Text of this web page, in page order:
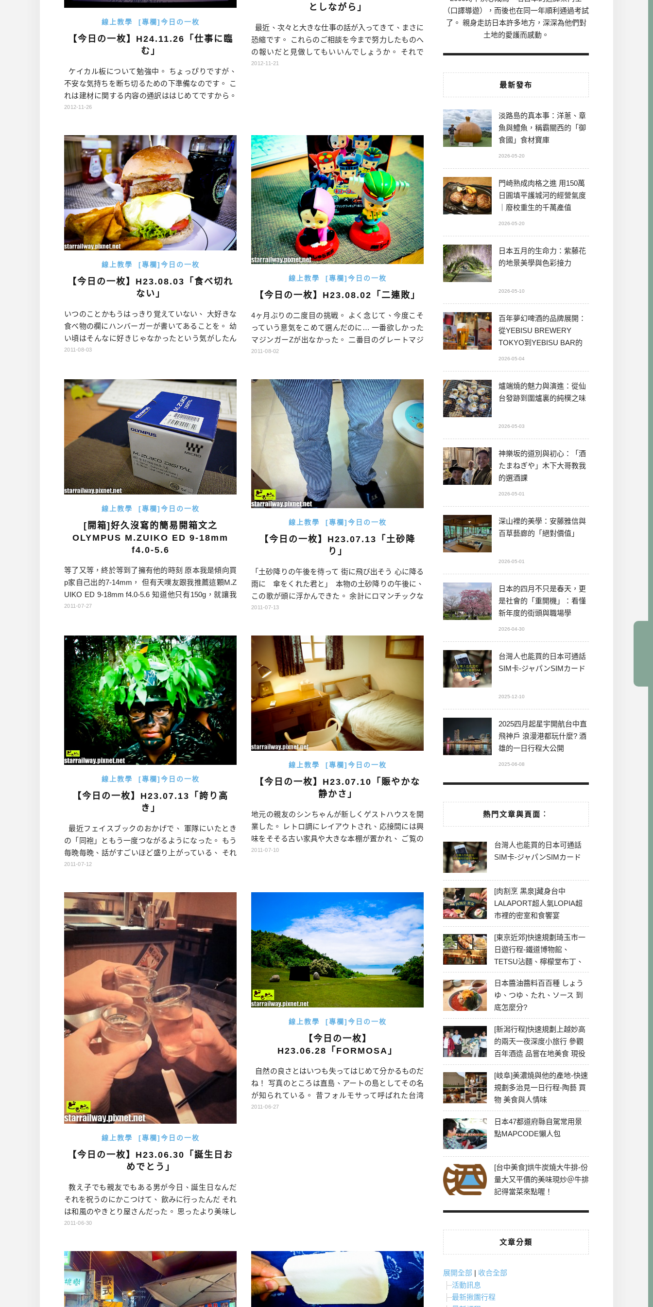
線上教學 [專欄]今日の一枚
【今日の一枚】H24.11.26「仕事に臨
む」
ケイカル板について勉強中。 ちょっぴりですが、
不安な気持ちを断ち切るための下準備なのです。 こ
れは建材に関する内容の通訳ははじめてですから。
少し勉強して、ケイカル板は実に我々に身近いもの
ら、 何となく材料 について勉強したい気分になりま
した。 このケースを終えてから、少し勉強しよう。
[…]…
2012-11-26
としながら」
最近、次々と大きな仕事の話が入ってきて、まさに
恐縮です。 これらのご相談を今まで努力したものへ
の報いだと見做してもいいんでしょうか。 それで
戦々兢々としているのですが。 誰かの期待に応
2012-11-21
線上教學 [專欄]今日の一枚
【今日の一枚】H23.08.03「食べ切れ
ない」
いつのことかもうはっきり覚えていない、 大好きな
食べ物の欄にハンバーガーが書いてあることを。 幼
い頃はそんなに好きじゃなかったという気がしたん
だけどね！ でも、噛んだらジュワーッと口の中に出
ではハンバーグラーって呼ばれていた。 あれの影響
かな？ 【今日の一枚】アーカイブはこち […]…
2011-08-03
線上教學 [專欄]今日の一枚
【今日の一枚】H23.08.02「二連敗」
4ヶ月ぶりの二度目の挑戦。 よく念じて、今度こそ
っていう意気をこめて選んだのに… 一番欲しかった
マジンガーZが出なかった。 二番目のグレートマジ
ンガーも出なかった。 その次の三番目のゲッターロ
も、こんなんで終わると思ったら大間違いだぞ！ こ
の恨みを晴らす時は必ず来 […]…
2011-08-02
線上教學 [專欄]今日の一枚
[開箱]好久沒寫的簡易開箱文之
OLYMPUS M.ZUIKO ED 9-18mm
f4.0-5.6
等了又等，終於等到了擁有他的時刻 原本我是傾向買
p家自己出的7-14mm， 但有天噗友跟我推薦這顆M.Z
UIKO ED 9-18mm f4.0-5.6 知道他只有150g，就讓我
的心有了傾斜 畢竟14-140mm已經很重了～～ 真的
2011-07-27
線上教學 [專欄]今日の一枚
【今日の一枚】H23.07.13「土砂降
り」
「土砂降りの午後を待って 街に飛び出そう 心に降る
雨に 傘をくれた君と」 本物の土砂降りの午後に、
この歌が頭に浮かんできた。 余計にロマンチックな
午後、だね おかげでズボンが半分以上濡れ濡れにな
レインコートの中、ピンクのヤツには 色だけでな
く、丈の長さもある秘密があったんだ。 […]…
2011-07-13
線上教學 [專欄]今日の一枚
【今日の一枚】H23.07.13「誇り高
き」
最近フェイスブックのおかげで、 軍隊にいたとき
の「同袍」ともう一度つながるようになった。 もう
毎晩毎晩、話がすごいほど盛り上がっている、 それ
らしい夢を見たら目覚めたほど嫌だったのにもかか
は一線を画しているように、 見た目よりしっかりし
てんなーってよく言われてる。 入ってよかった、と
思う […]…
2011-07-12
線上教學 [專欄]今日の一枚
【今日の一枚】H23.07.10「賑やかな
静かさ」
地元の親友のシンちゃんが新しくゲストハウスを開
業した。 レトロ調にレイアウトされ、応接間には興
味をそそる古い家具や大きな本棚が置かれ、 ご覧の
とおり、この部屋も昭和50年代の台湾都会での生き
都会を見る目でもある。 場所は人気絶大な逢甲夜市
の少し離れたこと […]…
2011-07-10
線上教學 [專欄]今日の一枚
【今日の一枚】H23.06.30「誕生日お
めでとう」
教え子でも親友でもある男が今日、誕生日なんだ
それを祝うのにかこつけて、 飲みに行ったんだ それ
は和風のやきとり屋さんだった。 思ったより美味し
かったので、よかった！ 特につくねと鳥げんこつが
以就以慶祝生日的名義， 跑去喝酒了！ 是 […]…
2011-06-30
線上教學 [專欄]今日の一枚
【今日の一枚】
H23.06.28「FORMOSA」
自然の良さとはいつも失ってはじめて分かるものだ
ね！ 写真のところは直島、アートの島としてその名
が知られている。 昔フォルモサって呼ばれた台湾
も、 このような立派な景色でいっぱいだったよね。
2011-06-27
（口譯導遊），而後也在同一年順利通過考試
了。 親身走訪日本許多地方，深深為他們對
土地的愛護而感動。
最新發布
淡路島的真本事：洋蔥、章
魚與鱧魚，稱霸關西的「御
食國」食材寶庫
2026-05-20
門崎熟成肉格之進 用150萬
日圓填平護城河的經營氣度
｜廢校重生的千萬產值
2026-05-20
日本五月的生命力：紫藤花
的地景美學與色彩接力
2026-05-10
百年夢幻啤酒的品牌展開：
從YEBISU BREWERY
TOKYO到YEBISU BAR的
2026-05-04
爐端燒的魅力與演進：從仙
台發跡到圍爐裏的純樸之味
2026-05-03
神樂坂的道別與初心：「酒
たまねぎや」木下大哥教我
的選酒課
2026-05-01
深山裡的美學：安藤雅信與
百草藝廊的「絕對價值」
2026-05-01
日本的四月不只是春天，更
是社會的「重開機」：看懂
新年度的街頭與職場學
2026-04-30
台灣人也能買的日本可通話
SIM卡-ジャパンSIMカード
2025-12-10
2025四月起星宇開航台中直
飛神戶 浪漫港都玩什麼? 酒
雄的一日行程大公開
2025-06-08
熱門文章與頁面︰
台灣人也能買的日本可通話
SIM卡-ジャパンSIMカード
[肉割烹 黑泉]藏身台中
LALAPORT超人氣LOPIA超
市裡的密室和食饗宴
[東京近郊]快速規劃琦玉市一
日遊行程-鐵道博物館、
TETSU沾麵、檸檬堂布丁、
冰川神社、美食彙整
日本醬油醬料百百種 しょう
ゆ、つゆ、たれ、ソース 到
底怎麼分?
[新潟行程]快速規劃上越妙高
的兩天一夜深度小旅行 參觀
百年酒造 品嘗在地美食 現役
最老牌電影院
[岐阜]美濃燒與他的產地-快速
規劃多治見一日行程-陶藝 買
物 美食與人情味
日本47都道府縣自駕常用景
點MAPCODE懶人包
[台中美食]烘牛炭燒大牛排-份
量大又平價的美味現炒＠牛排
記得當菜來點喔！
文章分類
展開全部 | 收合全部
活動訊息
最新揪團行程